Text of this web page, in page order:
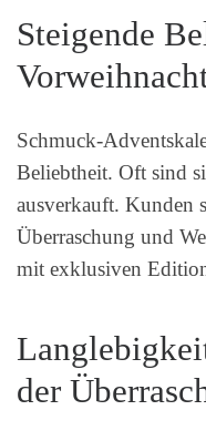
Steigende
Schmuck-
Beliebtheit. Oft sind
ausverkauft. Kunden
Überraschung und
mit exklusiven
der